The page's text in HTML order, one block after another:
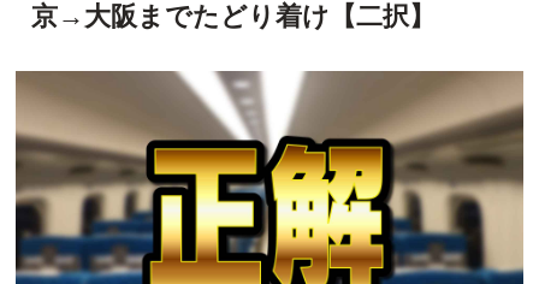
京→大阪までたどり着け【二択】